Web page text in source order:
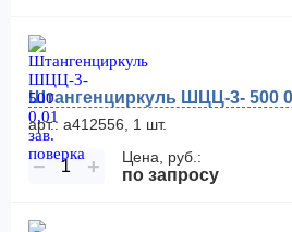
Штангенциркуль ШЦЦ-3- 500
арт.: а412556, 1 шт.
− + Цена, руб.:
по запросу